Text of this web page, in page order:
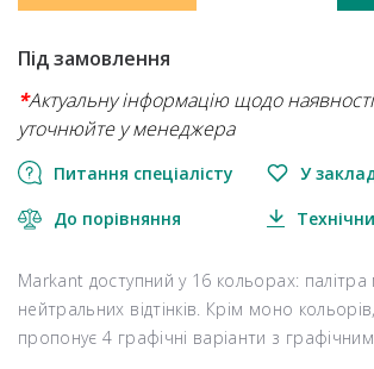
Під замовлення
*Актуальну інформацію щодо
уточнюйте у менеджера
Питання спеціалісту У
До порівняння
Markant доступний у 16 кольорах: палітра
нейтральних відтінків. Крім моно
пропонує 4 графічні варіанти з